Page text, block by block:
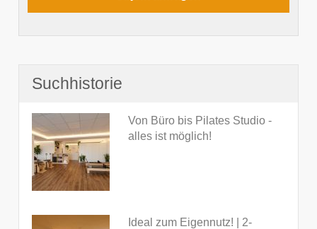
Suchhistorie
Von Büro bis Pilates Studio -
alles ist möglich!
Ideal zum Eigennutz! | 2-